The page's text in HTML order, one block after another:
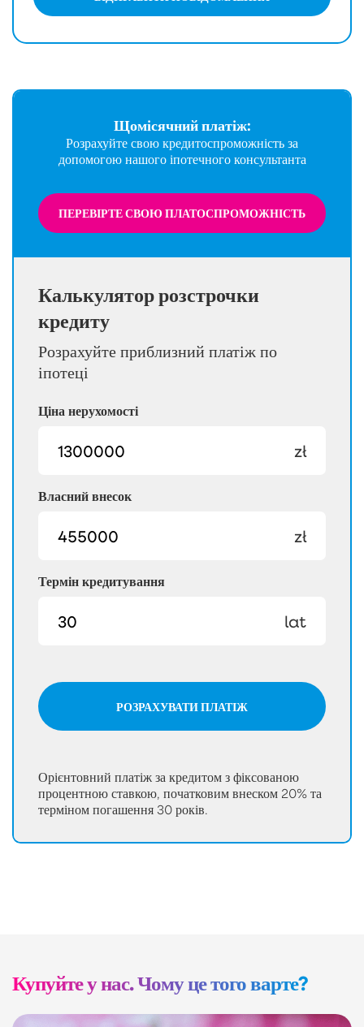
Калькулятор розстрочки
кредиту
Розрахуйте приблизний платіж по
іпотеці
Ціна нерухомості
zł
Власний внесок
zł
Термін кредитування
lat
РОЗРАХУВАТИ ПЛАТІЖ
Орієнтовний платіж за кредитом з фіксованою
процентною ставкою, початковим внеском 20% та
терміном погашення 30 років.
Щомісячний платіж:
Розрахуйте свою кредитоспроможність за
допомогою нашого іпотечного консультанта
ПЕРЕВІРТЕ СВОЮ ПЛАТОСПРОМОЖНІСТЬ
Купуйте у нас. Чому це того варте?